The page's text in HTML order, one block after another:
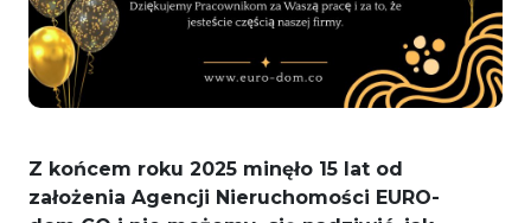
Z końcem roku 2025 minęło 15 lat od
założenia Agencji Nieruchomości EURO-